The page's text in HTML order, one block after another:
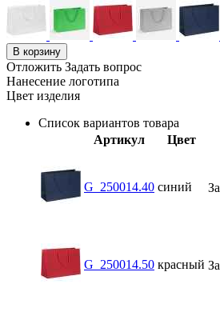
В корзину
Отложить Задать вопрос
Нанесение логотипа
Цвет изделия
Список вариантов товара
Артикул
Цвет
G_250014.40 синий
G_250014.50 красный